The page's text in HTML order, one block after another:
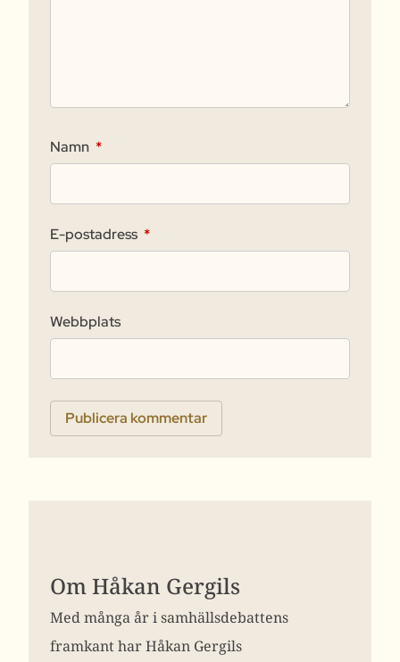
Namn *
E-postadress *
Webbplats
Om Håkan Gergils
Med många år i samhällsdebattens
framkant har Håkan Gergils